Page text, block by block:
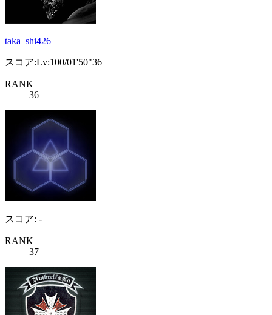
taka_shi426
スコア:Lv:100/01'50"36
RANK
36
スコア: -
RANK
37